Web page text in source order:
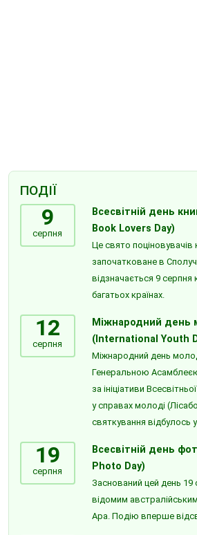
ПОДІЇ
9
серпня
Всесвітній день
Book Lovers Day)
Це свято поціновувачів
започатковане в
відзначається 9 серпня
багатьох країнах.
12
серпня
Міжнародний день
(International Youth
Міжнародний день
Генеральною
за ініціативи
у справах молоді
святкування відбулось
19
серпня
Всесвітній день
Photo Day)
Заснований цей день 19
відомим
Ара. Подію вперше